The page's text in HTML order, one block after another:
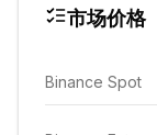
市场价格
Binance Spot